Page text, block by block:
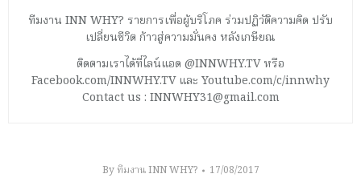
ทีมงาน INN WHY? รายการเพื่อผู้บริโภค ร่วมปฏิวัติความคิด ปรับ
เปลี่ยนชีวิต ก้าวสู่ความมั่นคง หลังเกษียณ
ติดตามเราได้ที่ไลน์แอด @INNWHY.TV หรือ
Facebook.com/INNWHY.TV และ Youtube.com/c/innwhy
Contact us : INNWHY31@gmail.com
Byทีมงาน INN WHY?
17/08/2017